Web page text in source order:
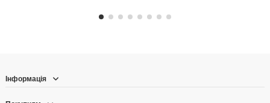
Інформація